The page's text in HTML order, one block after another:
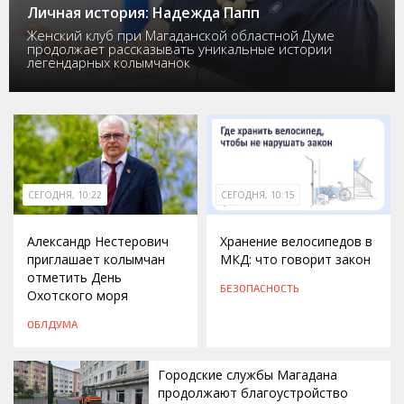
Личная история: Надежда Папп
Женский клуб при Магаданской областной Думе
продолжает рассказывать уникальные истории
легендарных колымчанок
СЕГОДНЯ, 10:22
Александр Нестерович
приглашает колымчан
отметить День
Охотского моря
ОБЛДУМА
СЕГОДНЯ, 10:15
Хранение велосипедов в
МКД: что говорит закон
БЕЗОПАСНОСТЬ
Городские службы Магадана
продолжают благоустройство